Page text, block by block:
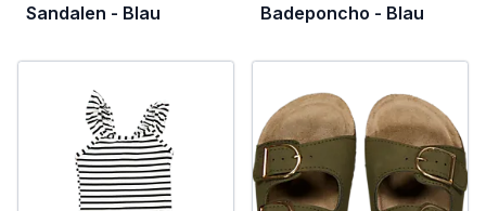
Sandalen - Blau Badeponcho - Blau